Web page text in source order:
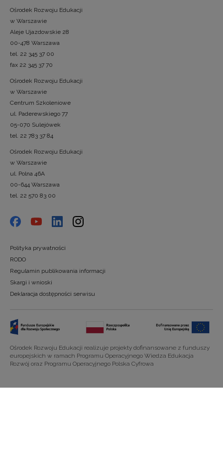
Ośrodek Rozwoju Edukacji
w Warszawie
Aleje Ujazdowskie 28
00-478 Warszawa
tel. 22 345 37 00
fax 22 345 37 70
Ośrodek Rozwoju Edukacji
w Warszawie
Centrum Szkoleniowe
ul. Paderewskiego 77
05-070 Sulejówek
tel. 22 783 37 84
Ośrodek Rozwoju Edukacji
w Warszawie
ul. Polna 46A
00-644 Warszawa
tel. 22 570 83 00
Polityka prywatności
RODO
Regulamin publikowania informacji
Skargi i wnioski
Deklaracja dostępności serwisu
Ośrodek Rozwoju Edukacji realizuje projekty dofinansowane z funduszy
europejskich w ramach Programu Operacyjnego Wiedza Edukacja
Rozwój oraz Programu Operacyjnego Polska Cyfrowa